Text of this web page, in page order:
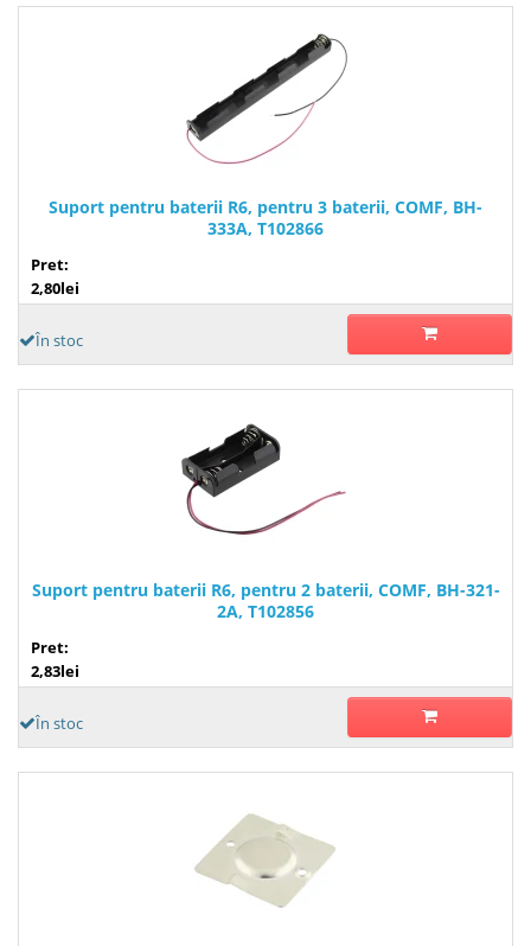
Suport pentru baterii R6, pentru 3 baterii, COMF, BH-
333A, T102866
Pret:
2,80lei
În stoc
Suport pentru baterii R6, pentru 2 baterii, COMF, BH-321-
2A, T102856
Pret:
2,83lei
În stoc